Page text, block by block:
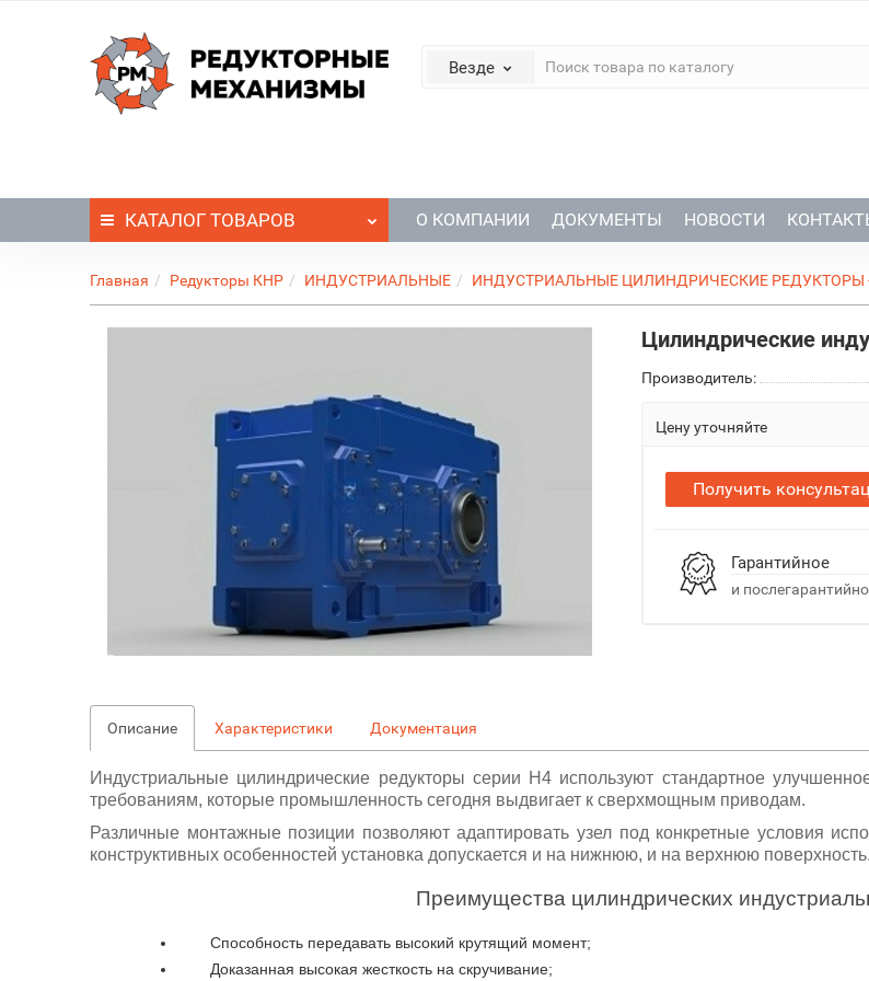
Везде
КАТАЛОГ ТОВАРОВ О КОМПАНИИ ДОКУМЕНТЫ НОВОСТИ
Главная Редукторы КНР ИНДУСТРИАЛЬНЫЕ ИНДУСТРИАЛЬНЫЕ ЦИЛИНДРИЧЕСКИЕ РЕДУКТОРЫ
Цилиндрические
Производитель:
Цену уточняйте
Получить
Гарантийное
и
Описание Характеристики Документация
Индустриальные цилиндрические редукторы серии Н4 используют стандартное
требованиям, которые промышленность сегодня выдвигает к сверхмощным приводам.
Различные монтажные позиции позволяют адаптировать узел под конкретные условия
конструктивных особенностей установка допускается и на нижнюю, и на верхнюю поверхность.
Преимущества цилиндрических
Способность передавать высокий крутящий момент;
Доказанная высокая жесткость на скручивание;